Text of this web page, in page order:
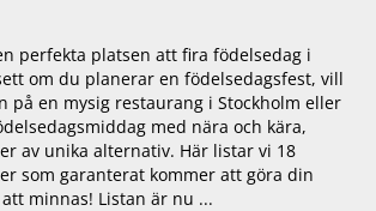
perfekta platsen att fira födelsedag i
om du planerar en födelsedagsfest, vill
på en mysig restaurang i Stockholm eller
med nära och kära,
av unika alternativ. Här listar vi 18
som garanterat kommer att göra din
minnas! Listan är nu ...